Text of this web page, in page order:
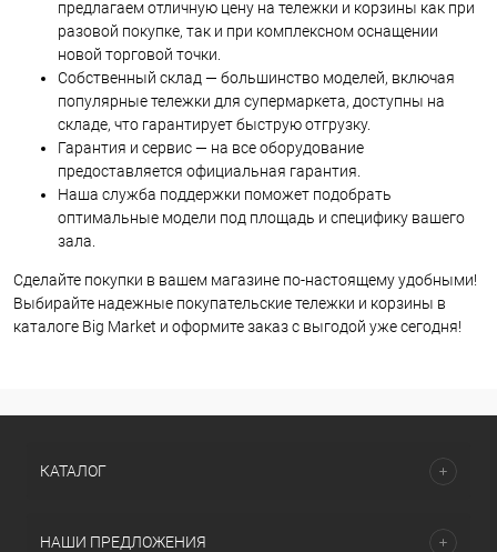
предлагаем отличную цену на тележки и корзины как при
разовой покупке, так и при комплексном оснащении
новой торговой точки.
Собственный склад — большинство моделей, включая
популярные тележки для супермаркета, доступны на
складе, что гарантирует быструю отгрузку.
Гарантия и сервис — на все оборудование
предоставляется официальная гарантия.
Наша служба поддержки поможет подобрать
оптимальные модели под площадь и специфику вашего
зала.
Сделайте покупки в вашем магазине по-настоящему удобными!
Выбирайте надежные покупательские тележки и корзины в
каталоге Big Market и оформите заказ с выгодой уже сегодня!
КАТАЛОГ
НАШИ ПРЕДЛОЖЕНИЯ